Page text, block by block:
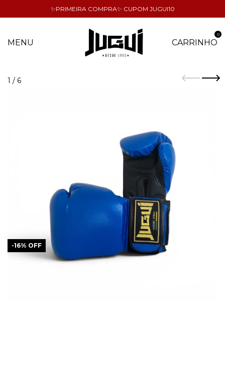
✨PRIMEIRA COMPRA✨ CUPOM JUGUI10
MENU CARRINHO
0
1 / 6
-16% OFF